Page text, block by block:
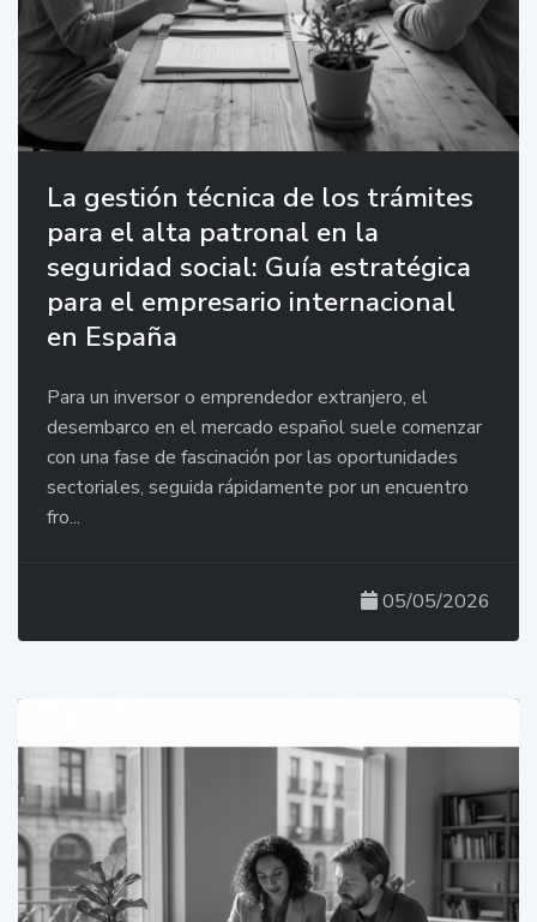
La gestión técnica de los trámites
para el alta patronal en la
seguridad social: Guía estratégica
para el empresario internacional
en España
Para un inversor o emprendedor extranjero, el
desembarco en el mercado español suele comenzar
con una fase de fascinación por las oportunidades
sectoriales, seguida rápidamente por un encuentro
fro...
05/05/2026